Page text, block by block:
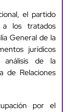
el partido
los tratados
General de la
jurídicos
análisis de la
de Relaciones
por el